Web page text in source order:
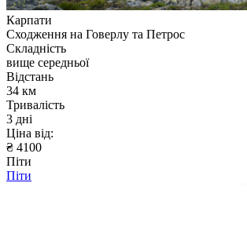
Карпати
Сходження на Говерлу та Петрос
Складність
вище середньої
Відстань
34 км
Тривалість
3 дні
Ціна від:
₴ 4100
Піти
Піти